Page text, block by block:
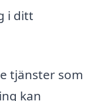
i ditt
tjänster som
kan